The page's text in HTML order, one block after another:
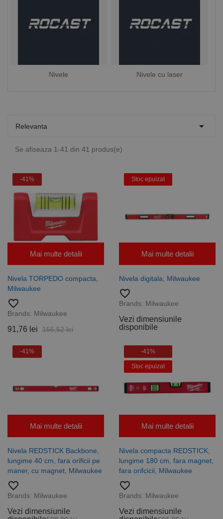
Nivele Nivele cu laser
Relevanta 
Se afiseaza 1-41 din 41 produs(e)
-41%
Mai multe detalii
Nivela TORPEDO compacta,
Milwaukee
favorite_border
Brands: Milwaukee
91,76 lei 155,52 lei
Stoc epuizat
Mai multe detalii
Nivela digitala, Milwaukee
favorite_border
Brands: Milwaukee
Vezi dimensiunile
disponibile
-41%
Mai multe detalii
Nivela REDSTICK Backbone,
lungime 40 cm, fara orificii pe
maner, cu magnet, Milwaukee
favorite_border
Brands: Milwaukee
Vezi dimensiunile
-41%
Stoc epuizat
Mai multe detalii
Nivela compacta REDSTICK,
lungime 180 cm, fara magnet,
fara orifcicii, Milwaukee
favorite_border
Brands: Milwaukee
Vezi dimensiunile